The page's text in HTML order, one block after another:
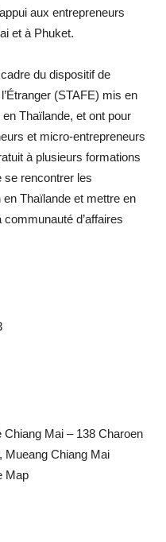
aux entrepreneurs
et à Phuket.
du dispositif de
(STAFE) mis en
Thaïlande, et ont pour
et micro-entrepreneurs
à plusieurs formations
se rencontrer les
en Thaïlande et mettre en
d’affaires
Mai – 138 Charoen
Mueang Chiang Mai
Map